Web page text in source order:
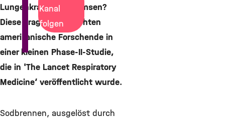
Lungenkrankheit bremsen?
Diese Frage untersuchten
amerikanische Forschende in
einer kleinen Phase-II-Studie,
die in 'The Lancet Respiratory
Medicine‘ veröffentlicht wurde.
Sodbrennen, ausgelöst durch
Kanal
folgen